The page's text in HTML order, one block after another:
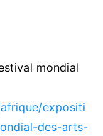
mondial
expositi
des-arts-